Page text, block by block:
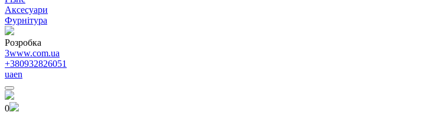
Аксесуари
Фурнітура
Розробка
3www.com.ua
+380932826051
uaen
0